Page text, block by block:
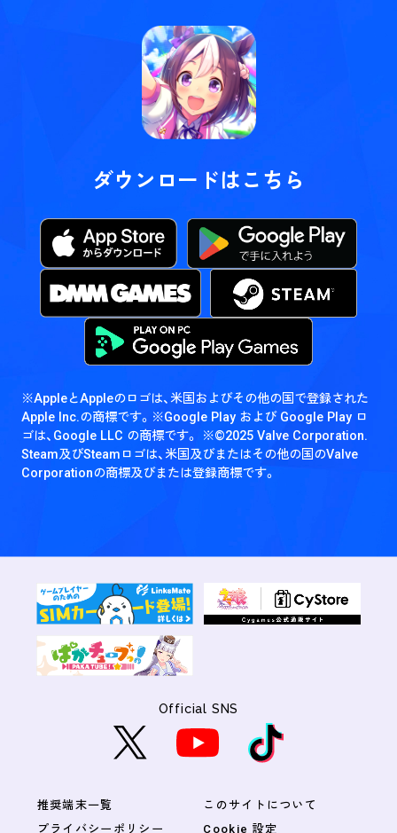
ダウンロードはこちら
※AppleとAppleのロゴは、米国およびその他の国で登録された
Apple Inc.の商標です。 ※Google Play および Google Play ロ
ゴは、Google LLC の商標です。
※©2025 Valve Corporation.
Steam及びSteamロゴは、米国及びまたはその他の国のValve
Corporationの商標及びまたは登録商標です。
Official SNS
推奨端末一覧
このサイトについて
プライバシーポリシー
Cookie 設定